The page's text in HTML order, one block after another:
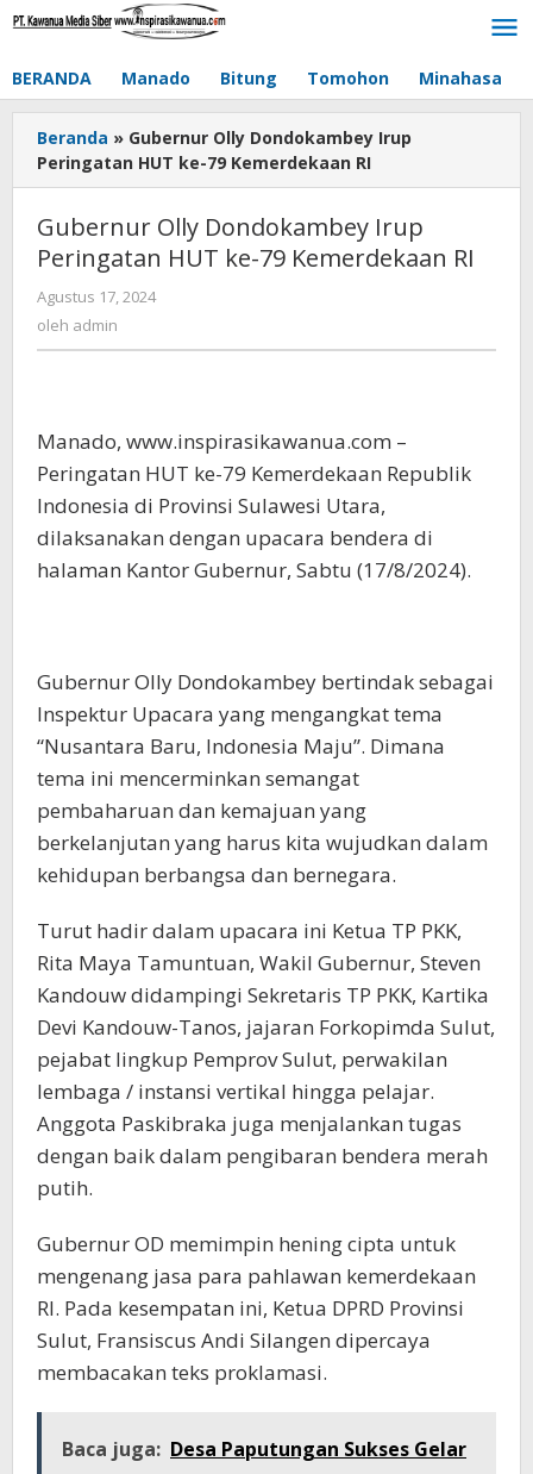
Lewati
BERANDA Manado Bitung Tomohon Minahasa
Beranda » Gubernur Olly Dondokambey Irup
Peringatan HUT ke-79 Kemerdekaan RI
Gubernur Olly Dondokambey Irup
Peringatan HUT ke-79 Kemerdekaan RI
Agustus 17, 2024
oleh admin
Manado, www.inspirasikawanua.com –
Peringatan HUT ke-79 Kemerdekaan Republik
Indonesia di Provinsi Sulawesi Utara,
dilaksanakan dengan upacara bendera di
halaman Kantor Gubernur, Sabtu (17/8/2024).
Gubernur Olly Dondokambey bertindak sebagai
Inspektur Upacara yang mengangkat tema
“Nusantara Baru, Indonesia Maju”. Dimana
tema ini mencerminkan semangat
pembaharuan dan kemajuan yang
berkelanjutan yang harus kita wujudkan dalam
kehidupan berbangsa dan bernegara.
Turut hadir dalam upacara ini Ketua TP PKK,
Rita Maya Tamuntuan, Wakil Gubernur, Steven
Kandouw didampingi Sekretaris TP PKK, Kartika
Devi Kandouw-Tanos, jajaran Forkopimda Sulut,
pejabat lingkup Pemprov Sulut, perwakilan
lembaga / instansi vertikal hingga pelajar.
Anggota Paskibraka juga menjalankan tugas
dengan baik dalam pengibaran bendera merah
putih.
Gubernur OD memimpin hening cipta untuk
mengenang jasa para pahlawan kemerdekaan
RI. Pada kesempatan ini, Ketua DPRD Provinsi
Sulut, Fransiscus Andi Silangen dipercaya
membacakan teks proklamasi.
Baca juga: Desa Paputungan Sukses Gelar